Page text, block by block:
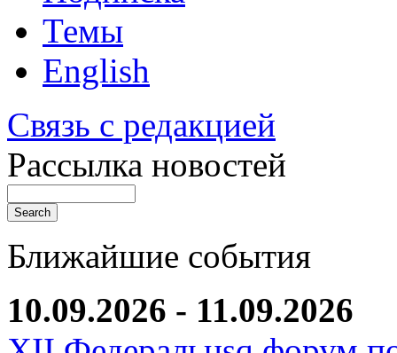
Темы
English
Связь с редакцией
Рассылка новостей
Ближайшие события
10.09.2026 - 11.09.2026